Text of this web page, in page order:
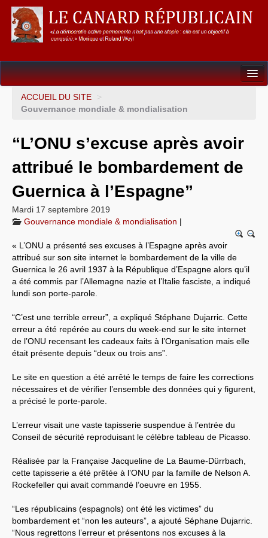
Dossiers
Points de repères
Un éléphant, ça trompe énormément !
Gouvernance mondiale & mondialisation
International
L’Empire américain
Systèmes & société sous contrôle
Crises "Covid-19 & H1N1"
Guerre en Ukraine
ACCUEIL DU SITE
>
Gouvernance mondiale & mondialisation
“L’ONU s’excuse après avoir
attribué le bombardement de
Guernica à l’Espagne”
Mardi 17 septembre 2019
Gouvernance mondiale & mondialisation |
« L’ONU a présenté ses excuses à l’Espagne après avoir
attribué sur son site internet le bombardement de la ville de
Guernica le 26 avril 1937 à la République d’Espagne alors qu’il
a été commis par l’Allemagne nazie et l’Italie fasciste, a indiqué
lundi son porte-parole.
“C’est une terrible erreur”, a expliqué Stéphane Dujarric. Cette
erreur a été repérée au cours du week-end sur le site internet
de l’ONU recensant les cadeaux faits à l’Organisation mais elle
était présente depuis “deux ou trois ans”.
Le site en question a été arrêté le temps de faire les corrections
nécessaires et de vérifier l’ensemble des données qui y figurent,
a précisé le porte-parole.
L’erreur visait une vaste tapisserie suspendue à l’entrée du
Conseil de sécurité reproduisant le célèbre tableau de Picasso.
Réalisée par la Française Jacqueline de La Baume-Dürrbach,
cette tapisserie a été prêtée à l’ONU par la famille de Nelson A.
Rockefeller qui avait commandé l’oeuvre en 1955.
“Les républicains (espagnols) ont été les victimes” du
bombardement et “non les auteurs”, a ajouté Séphane Dujarric.
“Nous regrettons l’erreur et présentons nos excuses à la